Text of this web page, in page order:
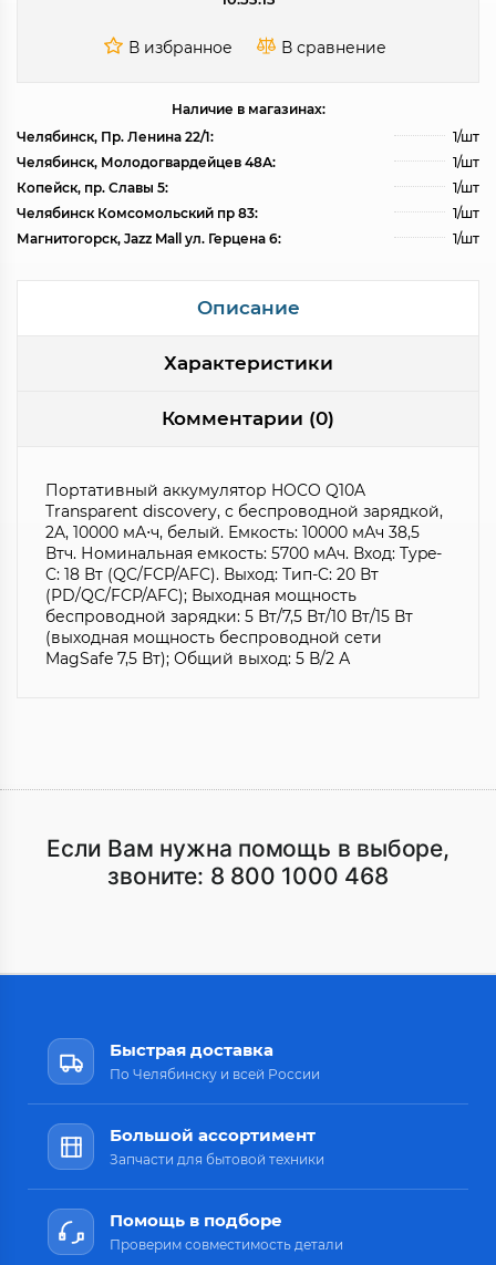
Наличие в магазинах:
Челябинск, Пр. Ленина 22/1:
1/шт
Челябинск, Молодогвардейцев 48А:
1/шт
Копейск, пр. Славы 5:
1/шт
Челябинск Комсомольский пр 83:
1/шт
Магнитогорск, Jazz Mall ул. Герцена 6:
1/шт
Описание
Характеристики
Комментарии (0)
Портативный аккумулятор HOCO Q10A
Transparent discovery, с беспроводной зарядкой,
2A, 10000 мА⋅ч, белый. Емкость: 10000 мАч 38,5
Втч. Номинальная емкость: 5700 мАч. Вход: Type-
C: 18 Вт (QC/FCP/AFC). Выход: Тип-C: 20 Вт
(PD/QC/FCP/AFC); Выходная мощность
беспроводной зарядки: 5 Вт/7,5 Вт/10 Вт/15 Вт
(выходная мощность беспроводной сети
MagSafe 7,5 Вт); Общий выход: 5 В/2 А
Если Вам нужна помощь в выборе,
звоните: 8 800 1000 468
Быстрая доставка
По Челябинску и всей России
Большой ассортимент
Запчасти для бытовой техники
Помощь в подборе
Проверим совместимость детали